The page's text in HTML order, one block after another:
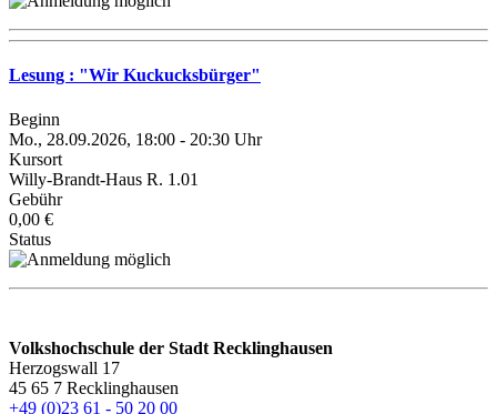
Lesung : "Wir Kuckucksbürger"
Beginn
Mo., 28.09.2026, 18:00 - 20:30 Uhr
Kursort
Willy-Brandt-Haus R. 1.01
Gebühr
0,00 €
Status
Volkshochschule der Stadt Recklinghausen
Herzogswall 17
45 65 7 Recklinghausen
+49 (0)23 61 - 50 20 00